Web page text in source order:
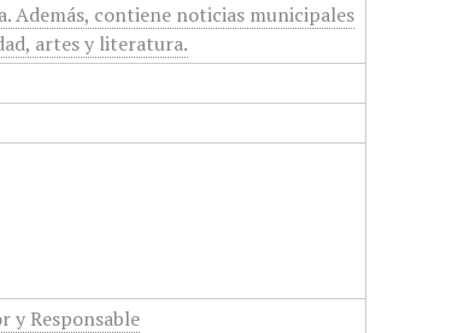
Además, contiene noticias municipales
artes y literatura.
y Responsable